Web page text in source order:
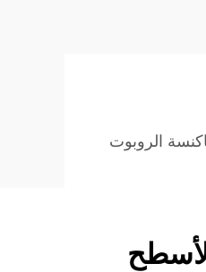
الروبوت